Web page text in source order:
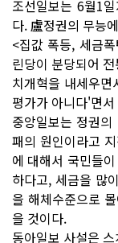
조선일보는 6월1
다. 盧정권의 무능
<집값 폭등, 세금
린당이 분당되어
치개혁을 내세우
평가가 아니다'면
중앙일보는 정권
패의 원인이라고
에 대해서 국민들
하다고, 세금을 많
을 해체수준으로
을 것이다.
동아일보 사설은